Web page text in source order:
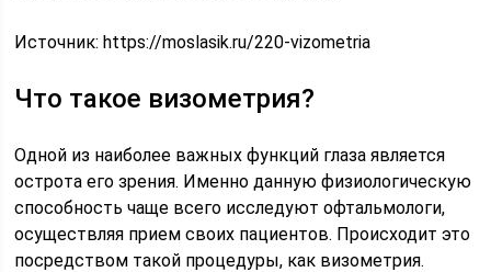
Источник:https://moslasik.ru/220-vizometria
Что такое визометрия?
Одной из наиболее важных функций глаза является
острота его зрения. Именно данную физиологическую
способность чаще всего исследуют офтальмологи,
осуществляя прием своих пациентов. Происходит это
посредством такой процедуры, как визометрия.